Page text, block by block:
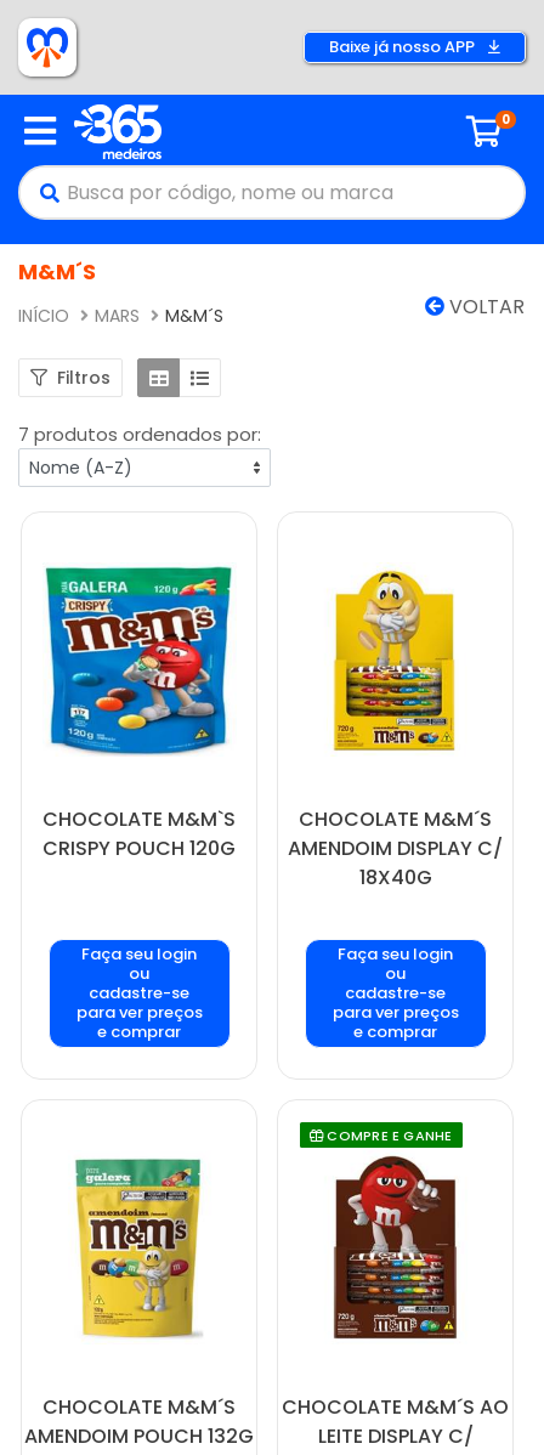
Baixe já nosso APP
0
M&M´S
VOLTAR
INÍCIO MARS M&M´S
Filtros
7 produtos ordenados por:
CHOCOLATE M&M`S
CRISPY POUCH 120G
Faça seu login
ou
cadastre-se
para ver preços
e comprar
CHOCOLATE M&M´S
AMENDOIM DISPLAY C/
18X40G
Faça seu login
ou
cadastre-se
para ver preços
e comprar
CHOCOLATE M&M´S
AMENDOIM POUCH 132G
COMPRE E GANHE
CHOCOLATE M&M´S AO
LEITE DISPLAY C/